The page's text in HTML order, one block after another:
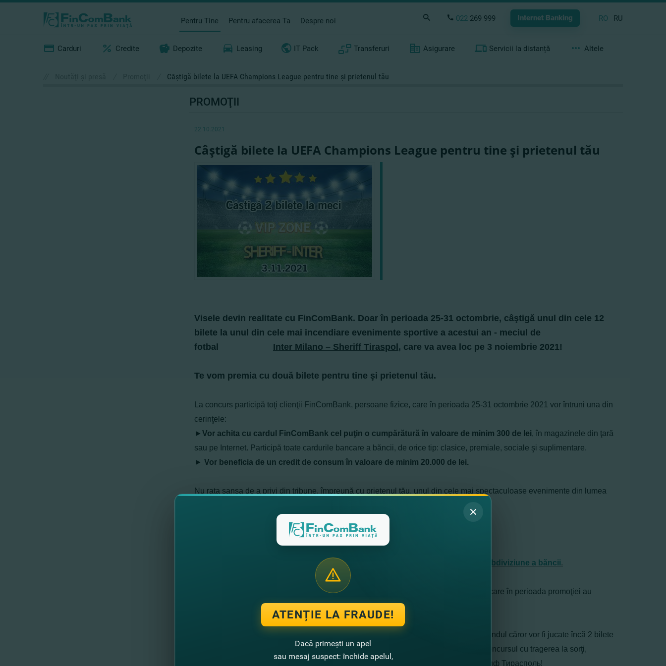
Pentru Tine Pentru afacerea Ta Despre noi 022 269 999 Internet Banking RO RU
Carduri Credite Depozite Leasing IT Pack Transferuri Asigurare Servicii la distanță Altele
Câştigă bilete la UEFA Champions League pentru tine şi prietenul tău
PROMOŢII
22.10.2021
Câştigă bilete la UEFA Champions League pentru tine şi prietenul tău
Visele devin realitate cu FinComBank. Doar în perioada 25-31 octombrie, câştigă unul din cele 12
bilete la unul din cele mai incendiare evenimente sportive a acestui an - meciul de
fotbal
Inter Milano – Sheriff Tiraspol , care va avea loc pe 3 noiembrie 2021!
Te vom premia cu două bilete pentru tine şi prietenul tău.
La concurs participă toţi clienţii FinComBank, persoane fizice, care în perioada 25-31 octombrie 2021 vor întruni una din
cerinţele:
► Vor achita cu cardul FinComBank cel puţin o cumpărătură în valoare de minim 300 de lei, în magazinele din ţară
sau pe Internet. Participă toate cardurile bancare a băncii, de orice tip: clasice, premiale, sociale şi suplimentare.
► Vor beneficia de un credit de consum în valoare de minim 20.000 de lei.
Nu rata şansa de a privi din tribune, împreună cu prietenul tău, unul din cele mai spectaculoase evenimente din lumea
Dacă încă nu eşti clientul băncii, mai ai timp să o faci:
un card bancar ONLINE sauîn orice sucursală FinComBank
→ Aplică pentru un credit în valoare de minim 20.000 de lei
în orice subdiviziune a băncii.
În cadrul Campaniei pot participa persoanele fizice, care au atins vârsta de 18 ani şi care în perioada promoţiei au
respectat condiţiile campaniei, enumerate mai sus.
Surprizele le aşteaptă şi pe urmăritorii FinComBank în Facebook şi Instagramm, în rândul căror vor fi jucate încă 2 bilete
la metchul atât de aşteptat. Găsiţi pe pagina Băncii de pe Facebook şi Instagramm concursul cu tragerea la sorţi,
indepliniţi toate condiţiile, participaţi la tragerea la sorţi la metchul Inter Milano - Шериф Тирасполь!
ATENȚIE LA FRAUDE!
Dacă primești un apel
sau mesaj suspect: închide apelul,